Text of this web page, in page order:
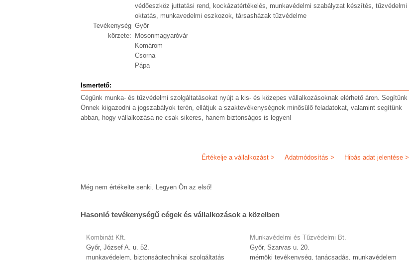
védőeszköz juttatási rend, kockázatértékelés, munkavédelmi szabályzat készítés, tűzvédelmi
oktatás, munkavedelmi eszkozok, társasházak tűzvédelme
Tevékenység
körzete:
Győr
Mosonmagyaróvár
Komárom
Csorna
Pápa
Ismertető:
Cégünk munka- és tűzvédelmi szolgáltatásokat nyújt a kis- és közepes vállalkozásoknak elérhető áron. Segítünk
Önnek kiigazodni a jogszabályok terén, ellátjuk a szaktevékenységnek minősülő feladatokat, valamint segítünk
abban, hogy vállalkozása ne csak sikeres, hanem biztonságos is legyen!
Hibás adat jelentése >
Adatmódosítás >
Értékelje a vállalkozást >
Még nem értékelte senki. Legyen Ön az első!
Hasonló tevékenységű cégek és vállalkozások a közelben
Kombinát Kft.
Győr, József A. u. 52.
munkavédelem, biztonságtechnikai szolgáltatás
Munkavédelmi és Tűzvédelmi Bt.
Győr, Szarvas u. 20.
mérnöki tevékenység, tanácsadás, munkavédelem